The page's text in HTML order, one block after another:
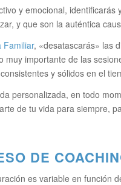
y emocional,
y que son la auténtica
Familiar, «desatascarás» las
importante de las
y sólidos en el
personalizada, en todo
de tu vida para siempre,
DE
es variable en